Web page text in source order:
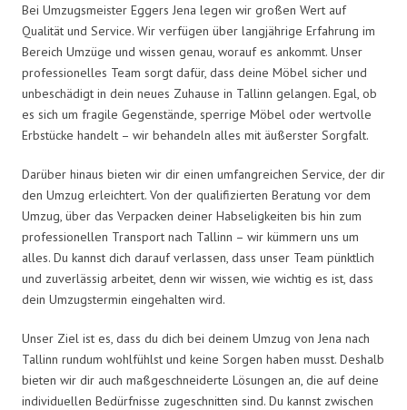
Bei Umzugsmeister Eggers Jena legen wir großen Wert auf
Qualität und Service. Wir verfügen über langjährige Erfahrung im
Bereich Umzüge und wissen genau, worauf es ankommt. Unser
professionelles Team sorgt dafür, dass deine Möbel sicher und
unbeschädigt in dein neues Zuhause in Tallinn gelangen. Egal, ob
es sich um fragile Gegenstände, sperrige Möbel oder wertvolle
Erbstücke handelt – wir behandeln alles mit äußerster Sorgfalt.
Darüber hinaus bieten wir dir einen umfangreichen Service, der dir
den Umzug erleichtert. Von der qualifizierten Beratung vor dem
Umzug, über das Verpacken deiner Habseligkeiten bis hin zum
professionellen Transport nach Tallinn – wir kümmern uns um
alles. Du kannst dich darauf verlassen, dass unser Team pünktlich
und zuverlässig arbeitet, denn wir wissen, wie wichtig es ist, dass
dein Umzugstermin eingehalten wird.
Unser Ziel ist es, dass du dich bei deinem Umzug von Jena nach
Tallinn rundum wohlfühlst und keine Sorgen haben musst. Deshalb
bieten wir dir auch maßgeschneiderte Lösungen an, die auf deine
individuellen Bedürfnisse zugeschnitten sind. Du kannst zwischen